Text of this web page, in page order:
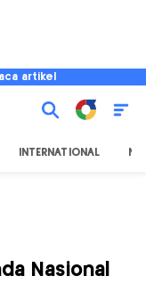
artikel
INTERNATIONAL
Nasional